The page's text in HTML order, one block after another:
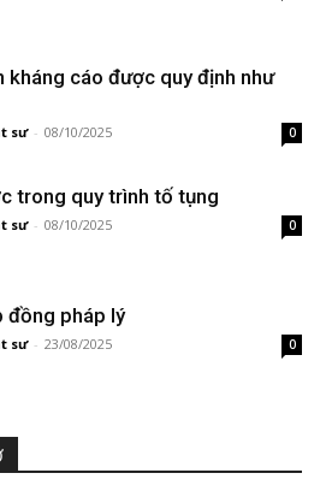
kháng cáo được quy định như
sư - 08/10/2025 0
trong quy trình tố tụng
sư - 08/10/2025 0
đồng pháp lý
sư - 23/08/2025 0